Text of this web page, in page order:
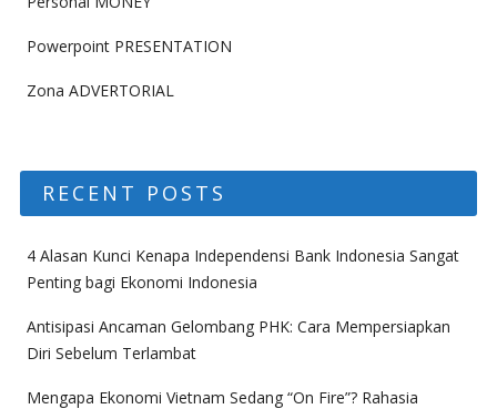
Powerpoint PRESENTATION
Zona ADVERTORIAL
RECENT POSTS
4 Alasan Kunci Kenapa Independensi Bank Indonesia Sangat
Penting bagi Ekonomi Indonesia
Antisipasi Ancaman Gelombang PHK: Cara Mempersiapkan
Diri Sebelum Terlambat
Mengapa Ekonomi Vietnam Sedang “On Fire”? Rahasia